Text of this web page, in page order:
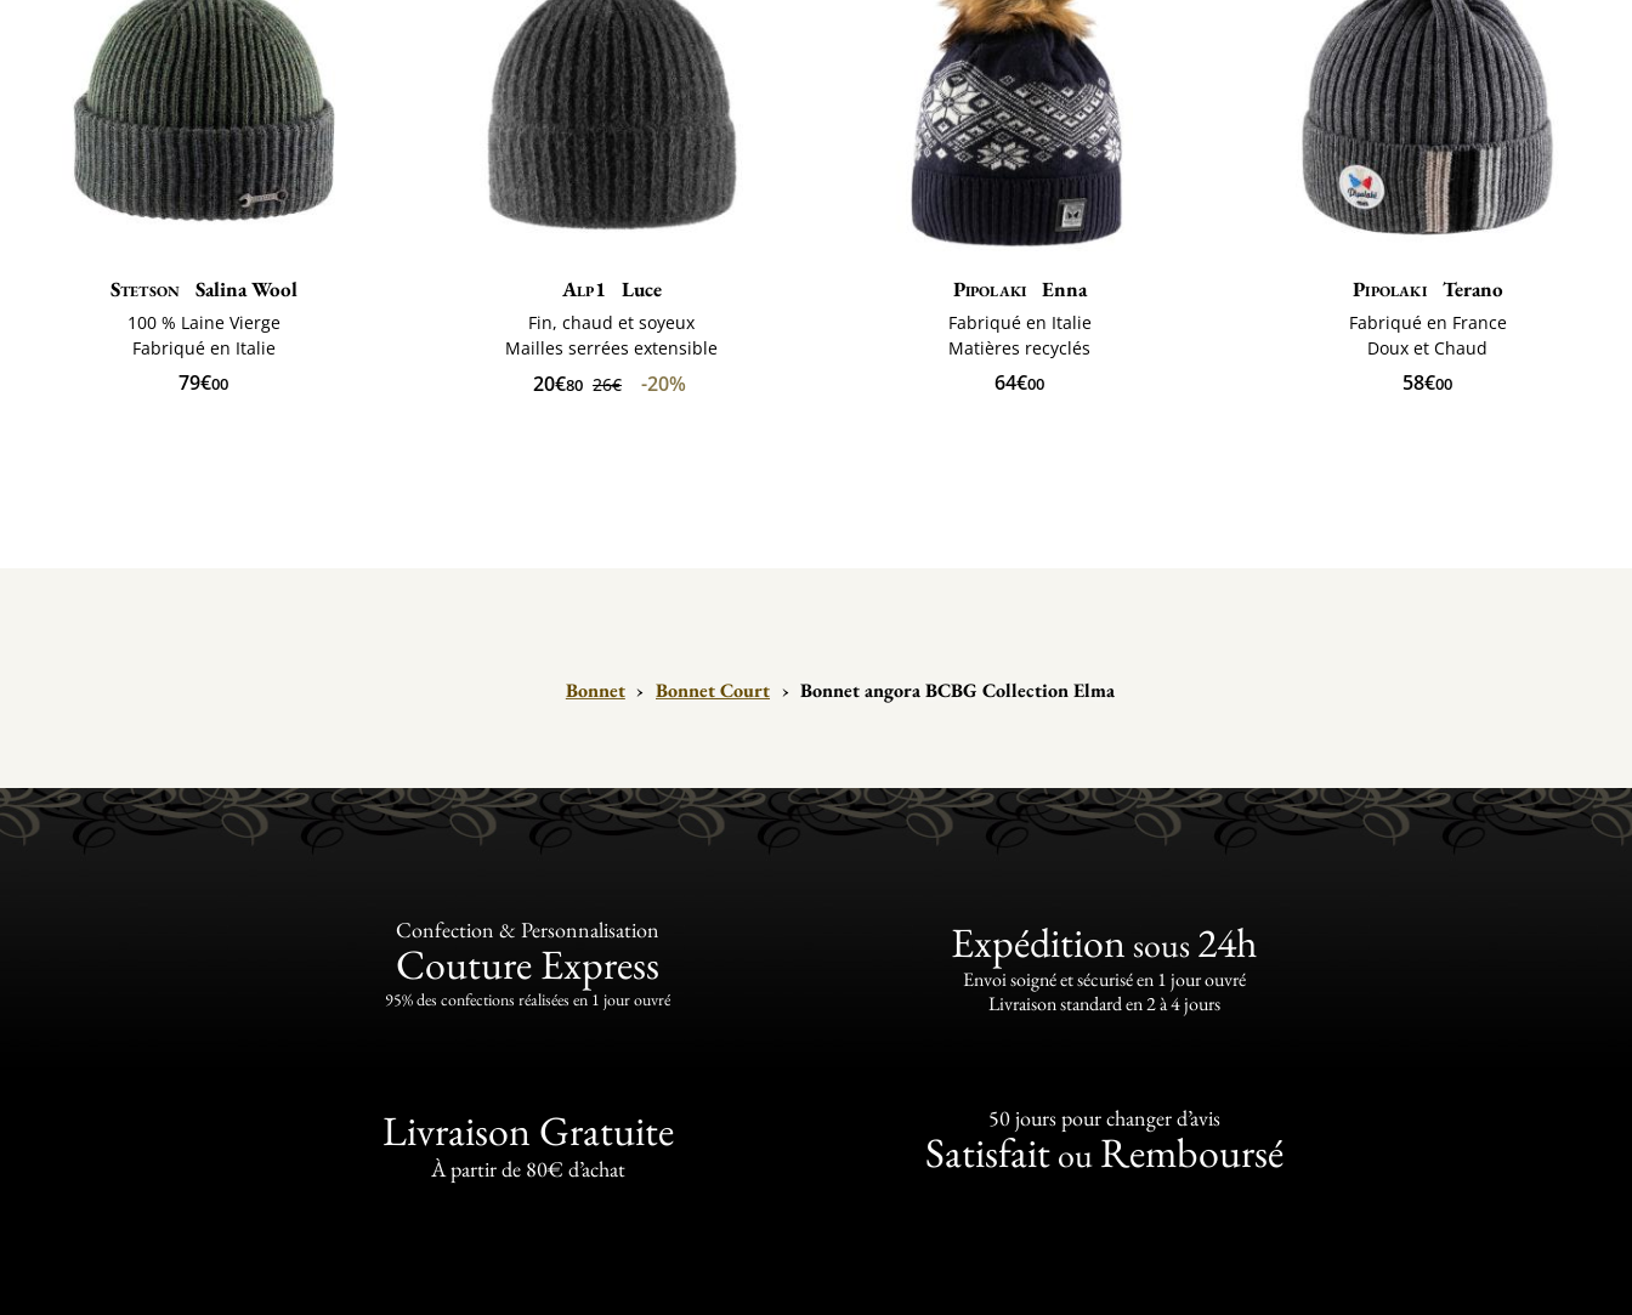
Stetson Salina Wool
100 % Laine Vierge
Fabriqué en Italie
79€00
Alp1 Luce
Fin, chaud et soyeux
Mailles serrées extensible
20€80 26€ -20%
Pipolaki Enna
Fabriqué en Italie
Matières recyclés
64€00
Pipolaki Terano
Fabriqué en France
Doux et Chaud
58€00
Bonnet › Bonnet Court › Bonnet angora BCBG Collection Elma
Confection & Personnalisation
Couture Express
95% des confections réalisées en 1 jour ouvré
Expéditionsous 24h
Envoi soigné et sécurisé en 1 jour ouvré
Livraison standard en 2 à 4 jours
Livraison Gratuite
À partir de 80€ d’achat
50 jours pour changer d’avis
SatisfaitouRemboursé